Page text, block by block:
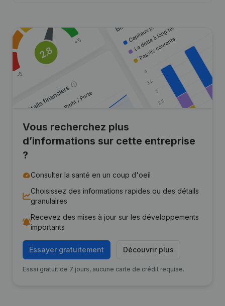
Vous recherchez plus
d’informations sur cette entreprise
?
Consulter la santé en un coup d'oeil
Choisissez des informations rapides ou des détails
granulaires
Recevez des mises à jour sur les développements
importants
Essayer gratuitement Découvrir plus
Essai gratuit de 7 jours, aucune carte de crédit requise.